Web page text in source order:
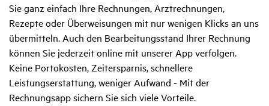
Sie ganz einfach Ihre Rechnungen, Arztrechnungen,
Rezepte oder Überweisungen mit nur wenigen Klicks an uns
übermitteln. Auch den Bearbeitungsstand Ihrer Rechnung
können Sie jederzeit online mit unserer App verfolgen.
Keine Portokosten, Zeitersparnis, schnellere
Leistungserstattung, weniger Aufwand - Mit der
Rechnungsapp sichern Sie sich viele Vorteile.